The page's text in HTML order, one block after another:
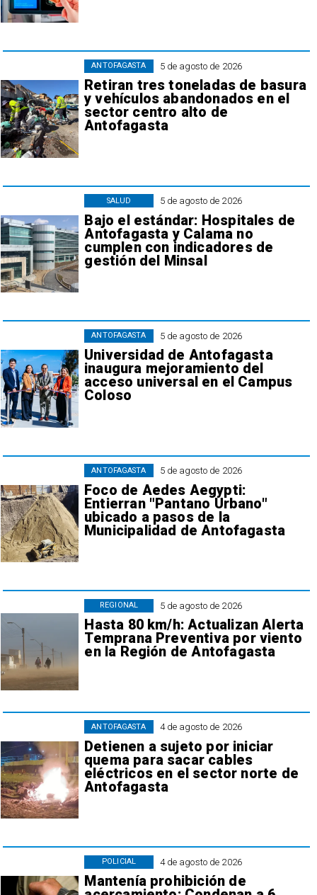
5 de agosto de 2026
Retiran tres toneladas de basura
y vehículos abandonados en el
sector centro alto de
Antofagasta
ANTOFAGASTA
5 de agosto de 2026
Bajo el estándar: Hospitales de
Antofagasta y Calama no
cumplen con indicadores de
gestión del Minsal
SALUD
5 de agosto de 2026
Universidad de Antofagasta
inaugura mejoramiento del
acceso universal en el Campus
Coloso
ANTOFAGASTA
5 de agosto de 2026
Foco de Aedes Aegypti:
Entierran "Pantano Urbano"
ubicado a pasos de la
Municipalidad de Antofagasta
ANTOFAGASTA
5 de agosto de 2026
Hasta 80 km/h: Actualizan Alerta
Temprana Preventiva por viento
en la Región de Antofagasta
REGIONAL
4 de agosto de 2026
Detienen a sujeto por iniciar
quema para sacar cables
eléctricos en el sector norte de
Antofagasta
ANTOFAGASTA
4 de agosto de 2026
Mantenía prohibición de
POLICIAL